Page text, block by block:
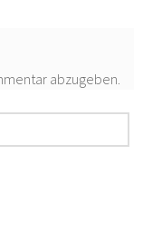
abzugeben.